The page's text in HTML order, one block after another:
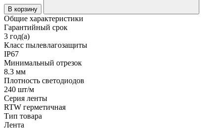
В корзину
Общие характеристики
Гарантийный срок
3 год(а)
Класс пылевлагозащиты
IP67
Минимальный отрезок
8.3 мм
Плотность светодиодов
240 шт/м
Серия ленты
RTW герметичная
Тип товара
Лента